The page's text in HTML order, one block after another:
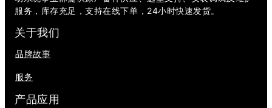
服务，库存充足，支持在线下单，24小时快速发货。
关于我们
品牌故事
服务
产品应用